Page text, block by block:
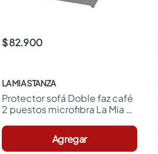
$ 82.900
LA MIA STANZA
Protector sofá Doble faz café
2 puestos microfibra La Mia
Agregar